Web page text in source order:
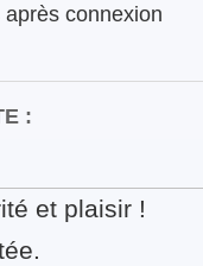
connexion
:
et plaisir !